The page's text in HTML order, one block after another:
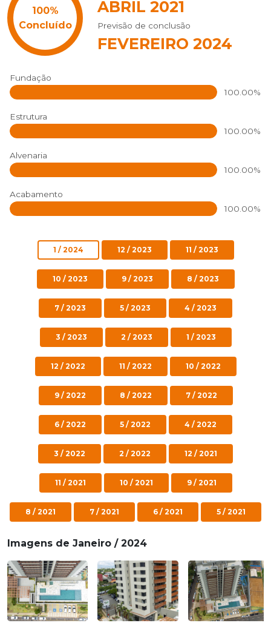
ABRIL 2021
Previsão de conclusão
FEVEREIRO 2024
Fundação
100.00%
Estrutura
100.00%
Alvenaria
100.00%
Acabamento
100.00%
1 / 2024 12 / 2023 11 / 2023
10 / 2023 9 / 2023 8 / 2023
7 / 2023 5 / 2023 4 / 2023
3 / 2023 2 / 2023 1 / 2023
12 / 2022 11 / 2022 10 / 2022
9 / 2022 8 / 2022 7 / 2022
6 / 2022 5 / 2022 4 / 2022
3 / 2022 2 / 2022 12 / 2021
11 / 2021 10 / 2021 9 / 2021
8 / 2021 7 / 2021 6 / 2021 5 / 2021
Imagens de Janeiro / 2024